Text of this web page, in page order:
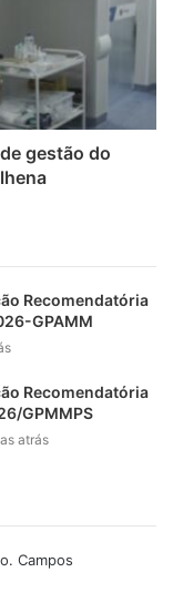
gestão do
Recomendatória
GPAMM
Recomendatória
GPMMPS
atrás
Campos